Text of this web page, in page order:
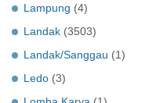
Lampung (4)
Landak (3503)
Landak/Sanggau (1)
Ledo (3)